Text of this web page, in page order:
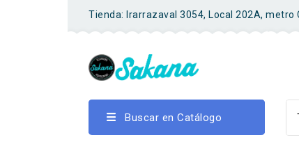
Tienda: Irarrazaval 3054, Local 202A, metro
Buscar en Catálogo